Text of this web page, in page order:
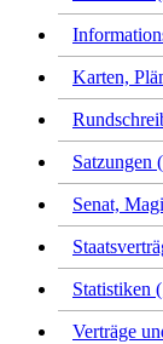
Karten,
Satzungen
Senat,
Statistiken
Verträge